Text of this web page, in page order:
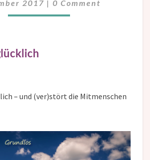
2017 | 0 Comment
– und (ver)stört die Mitmenschen